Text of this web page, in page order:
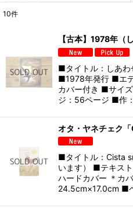
並び順:
絞り
10件
【古本】1978年（
■タイトル：しあ
■1978年発行 ■エ
カバー付き ■サイ
ジ：56ページ ■作
オタ・ヤネチェク
■タイトル：Cista
います） ■テキス
ハードカバー ＊カ
24.5cm×17.0cm ■